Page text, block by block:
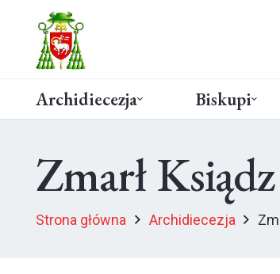
Archidiecezja Biskupi
Zmarł
Strona główna Archidiecezja